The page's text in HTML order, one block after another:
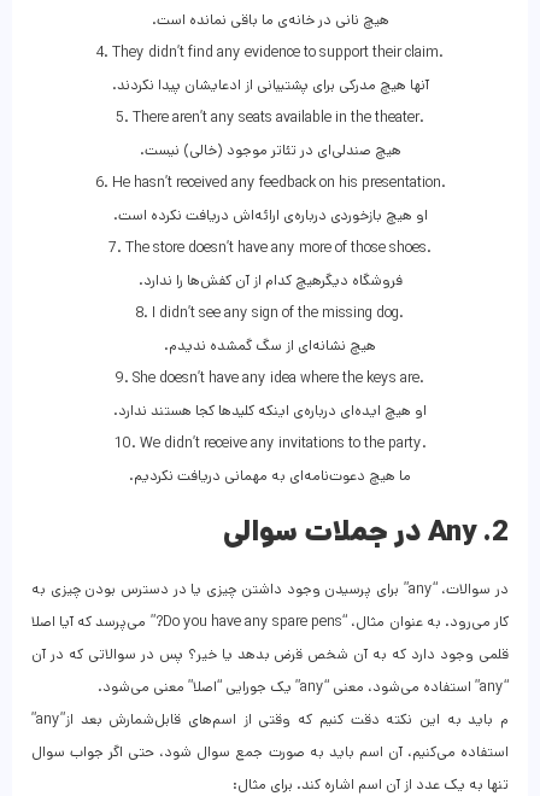
.هیچ نانی در خانه‌ی ما باقی نمانده است
4. They didn’t find any evidence to support their claim.
.آنها هیچ مدرکی برای پشتیبانی از ادعایشان پیدا نکردند
5. There aren’t any seats available in the theater.
.هیچ صندلی‌ای در تئاتر موجود (خالی) نیست
6. He hasn’t received any feedback on his presentation.
.او هیچ بازخوردی درباره‌ی ارائه‌اش دریافت نکرده است
7. The store doesn’t have any more of those shoes.
.فروشگاه دیگرهیچ کدام از آن کفش‌ها را ندارد
8. I didn’t see any sign of the missing dog.
.هیچ نشانه‌ای از سگ گمشده ندیدم
9. She doesn’t have any idea where the keys are.
.او هیچ ایده‌ای درباره‌ی اینکه کلیدها کجا هستند ندارد
10. We didn’t receive any invitations to the party.
.ما هیچ دعوت‌نامه‌ای به مهمانی دریافت نکردیم
2. Any در جملات سوالی
در سوالات، “any” برای پرسیدن وجود داشتن چیزی یا در دسترس بودن چیزی به
کار می‌رود. به عنوان مثال، “Do you have any spare pens?” می‌پرسد که آیا اصلا
قلمی وجود دارد که به آن شخص قرض بدهد یا خیر؟ پس در سوالاتی که در آن
“any” استفاده می‌شود، معنی “any” یک جورایی “اصلا” معنی می‌شود.
م باید به این نکته‌ دقت کنیم که وقتی از اسم‌های قابل‌شمارش بعد از”any”
استفاده می‌کنیم، آن اسم باید به صورت جمع سوال شود، حتی اگر جواب سوال
تنها به یک عدد از آن اسم اشاره کند. برای مثال: